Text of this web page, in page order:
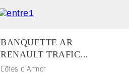
BANQUETTE AR
RENAULT TRAFIC...
Côtes d'Armor